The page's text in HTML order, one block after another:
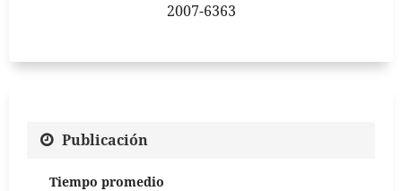
2007-6363
Publicación
Tiempo promedio